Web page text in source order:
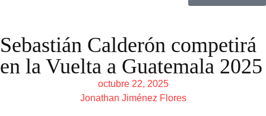
Sebastián Calderón competirá
en la Vuelta a Guatemala 2025
octubre 22, 2025
Jonathan Jiménez Flores